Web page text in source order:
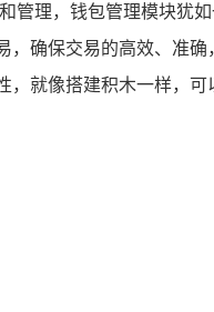
管理，钱包管理模块犹
确保交易的高效、准
就像搭建积木一样，可